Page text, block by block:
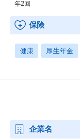
年2回
保険
健康 厚生年金
企業名